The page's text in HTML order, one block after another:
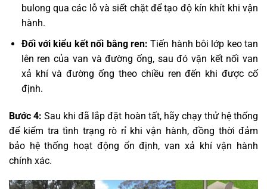
bulong qua các lỗ và siết chặt để tạo độ kín khít khi vận
hành.
Đối với kiểu kết nối bằng ren:Tiến hành bôi lớp keo tan
lên ren của van và đường ống, sau đó vặn kết nối van
xả khí và đường ống theo chiều ren đến khi được cố
định.
Bước 4: Sau khi đã lắp đặt hoàn tất, hãy chạy thử hệ thống
để kiểm tra tình trạng rò rỉ khi vận hành, đồng thời đảm
bảo hệ thống hoạt động ổn định, van xả khí vận hành
chính xác.